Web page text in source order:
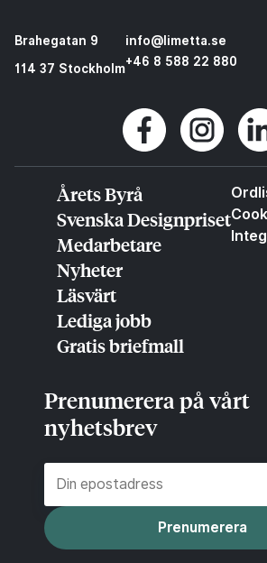
Brahegatan 9
114 37 Stockholm
info@limetta.se
+46 8 588 22 880
Årets Byrå
Svenska Designpriset
Medarbetare
Nyheter
Läsvärt
Lediga jobb
Gratis briefmall
Prenumerera på vårt
nyhetsbrev
Prenumerera